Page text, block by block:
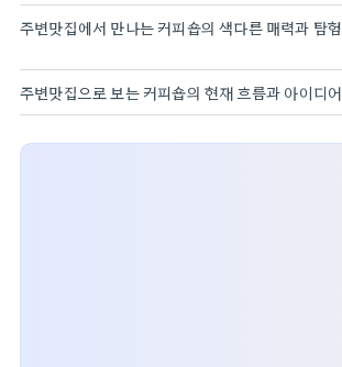
주변맛집으로 보는 커피숍의 현재 흐름과 아이디어